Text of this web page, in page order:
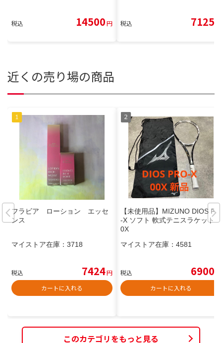
税込 14500円 税込 7125
近くの売り場の商品
フラビア ローション エッセ
ンス
マイストア在庫： 3718
税込 7424円
カートに入れる
【未使用品】MIZUNO DIOS Pro
-X ソフト 軟式テニスラケット0
0X
マイストア在庫： 4581
税込 6900
カートに入れる
このカテゴリをもっと見る